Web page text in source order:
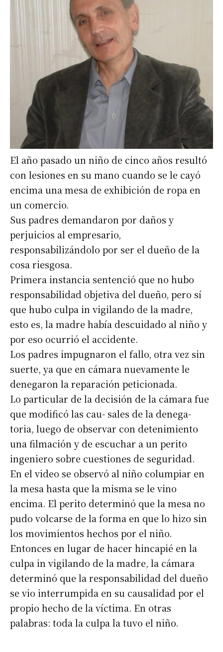
El año pasado un niño de cinco años resultó
con lesiones en su mano cuando se le cayó
encima una mesa de exhibición de ropa en
un comercio.
Sus padres demandaron por daños y
perjuicios al empresario,
responsabilizándolo por ser el dueño de la
cosa riesgosa.
Primera instancia sentenció que no hubo
responsabilidad objetiva del dueño, pero sí
que hubo culpa in vigilando de la madre,
esto es, la madre había descuidado al niño y
por eso ocurrió el accidente.
Los padres impugnaron el fallo, otra vez sin
suerte, ya que en cámara nuevamente le
denegaron la reparación peticionada.
Lo particular de la decisión de la cámara fue
que modificó las cau- sales de la denega-
toria, luego de observar con detenimiento
una filmación y de escuchar a un perito
ingeniero sobre cuestiones de seguridad.
En el video se observó al niño columpiar en
la mesa hasta que la misma se le vino
encima. El perito determinó que la mesa no
pudo volcarse de la forma en que lo hizo sin
los movimientos hechos por el niño.
Entonces en lugar de hacer hincapié en la
culpa in vigilando de la madre, la cámara
determinó que la responsabilidad del dueño
se vio interrumpida en su causalidad por el
propio hecho de la víctima. En otras
palabras: toda la culpa la tuvo el niño.